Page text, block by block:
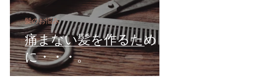
痛まない髪を作るため
に・・・。
髪のお悩み